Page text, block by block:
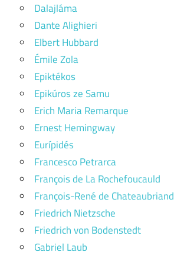
Dalajláma
Dante Alighieri
Elbert Hubbard
Émile Zola
Epiktékos
Epikúros ze Samu
Erich Maria Remarque
Ernest Hemingway
Eurípidés
Francesco Petrarca
François de La Rochefoucauld
François-René de Chateaubriand
Friedrich Nietzsche
Friedrich von Bodenstedt
Gabriel Laub